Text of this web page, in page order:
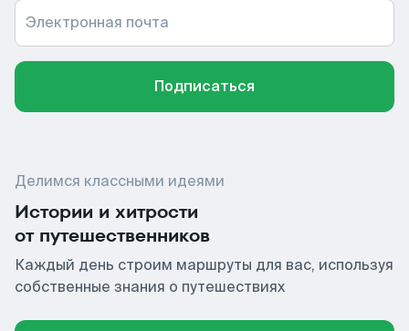
Электронная почта
Подписаться
Делимся классными идеями
Истории и хитрости
от путешественников
Каждый день строим маршруты для вас, используя
собственные знания о путешествиях